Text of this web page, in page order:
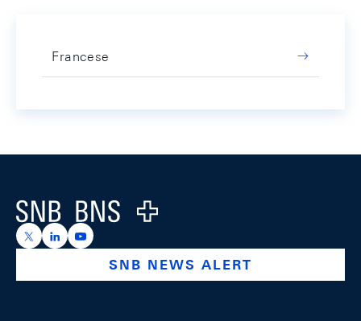
Francese
Logo
https://x.com/snb_bns
https://ch.linkedin.com/company/swiss-national-
https://www.youtube.com/@swissnationalbank
SNB NEWS ALERT